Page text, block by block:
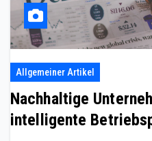
Allgemeiner Artikel
Nachhaltige
intelligente